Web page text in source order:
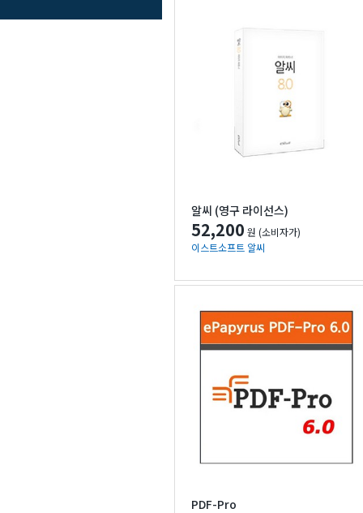
알씨 (영구 라이선스)
52,200 원 (소비자가)
이스트소프트 알씨
PDF-Pro